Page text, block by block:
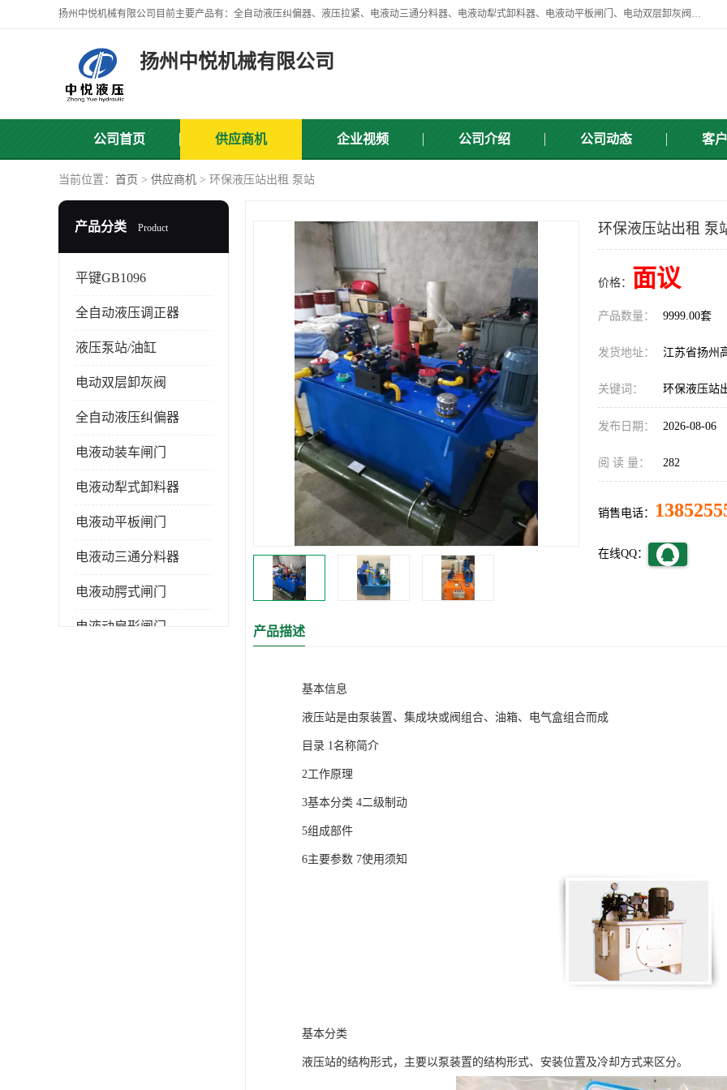
扬州中悦机械有限公司目前主要产品有：全自动液压纠偏器、液压拉紧、电液动三通分料器、电液动犁式卸料器、电液动平板闸门、电动双层卸灰阀、标准件、紧固件、液压泵站、新型电液推杆、皮带全自动液压调正器等，以及除尘通风类百余种产品系列。产品广泛适用于矿山、电力、煤矿、冶金、交通、化工、水利等行业。
扬州中悦机械有限公司
公司首页 供应商机 企业视频 公司介绍 公司动态 客
当前位置： 首页 > 供应商机 > 环保液压站出租 泵站
产品分类 Product
平键GB1096
全自动液压调正器
液压泵站/油缸
电动双层卸灰阀
全自动液压纠偏器
电液动装车闸门
电液动犁式卸料器
电液动平板闸门
电液动三通分料器
电液动腭式闸门
电液动扇形闸门
环保液压站出租 泵
价格： 面议
产品数量： 9999.00套
发货地址： 江苏省扬州
关键词： 环保液压站
发布日期： 2026-08-06
阅 读 量： 282
销售电话：
在线QQ：
产品描述
基本信息
液压站是由泵装置、集成块或阀组合、油箱、电气盒组合而成
目录 1名称简介
2工作原理
3基本分类 4二级制动
5组成部件
6主要参数 7使用须知
基本分类
液压站的结构形式，主要以泵装置的结构形式、安装位置及冷却方式来区分。